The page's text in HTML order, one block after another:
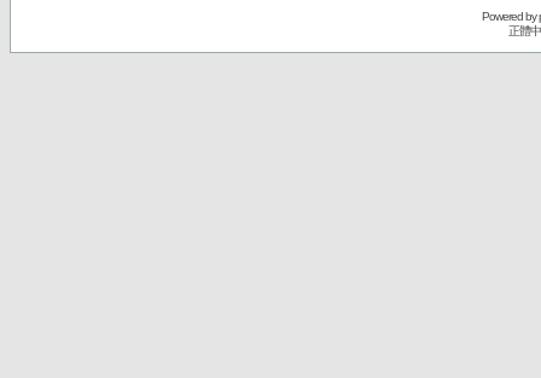
Powered by
正體